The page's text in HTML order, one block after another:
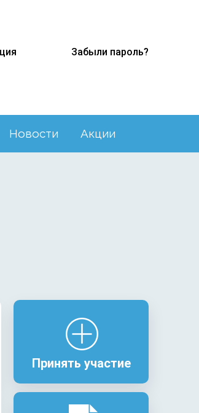
Забыли пароль?
Новости Акции
Принять участие